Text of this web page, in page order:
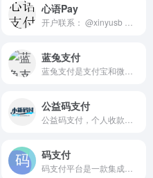
心语Pay
蓝兔支付
公益码支付
码支付